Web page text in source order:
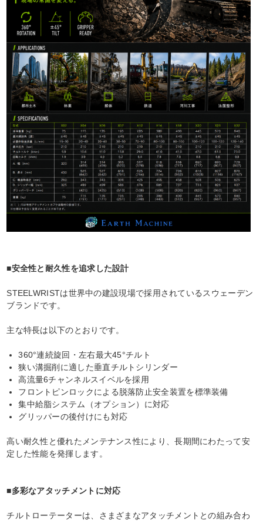
■安全性と耐久性を追求した設計
STEELWRISTは世界中の建設現場で採用されているスウェーデン
ブランドです。
主な特長は以下のとおりです。
360°連続旋回・左右最大45°チルト
狭い溝掘削に適した垂直チルトシリンダー
高流量6チャンネルスイベルを採用
フロントピンロックによる脱落防止安全装置を標準装備
集中給脂システム（オプション）に対応
グリッパーの後付けにも対応
高い耐久性と優れたメンテナンス性により、長期間にわたって安
定した性能を発揮します。
■多彩なアタッチメントに対応
チルトローテーターは、さまざまなアタッチメントとの組み合わ